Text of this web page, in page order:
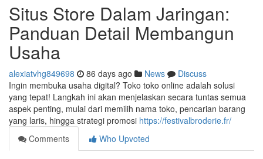
Situs Store Dalam Jaringan:
Panduan Detail Membangun
Usaha
alexiatvhg849698 86 days ago News
Discuss
Ingin membuka usaha digital? Toko toko online adalah solusi
yang tepat! Langkah ini akan menjelaskan secara tuntas semua
aspek penting, mulai dari memilih nama toko, pencarian barang
yang laris, hingga strategi promosi https://festivalbroderie.fr/
Comments
Who Upvoted